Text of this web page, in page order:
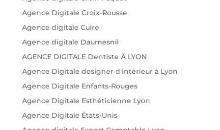
Agence Digitale Croix-Rousse
Agence digitale Cuire
Agence digitale Daumesnil
AGENCE DIGITALE Dentiste À LYON
Agence Digitale designer d'intérieur à Lyon
Agence Digitale Enfants-Rouges
Agence Digitale Esthéticienne Lyon
Agence Digitale États-Unis